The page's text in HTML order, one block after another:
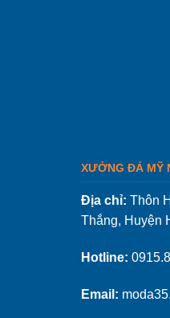
XƯỞNG ĐÁ MỸ
Địa chỉ: Thôn
Thắng, Huyện
Hotline:
Email: